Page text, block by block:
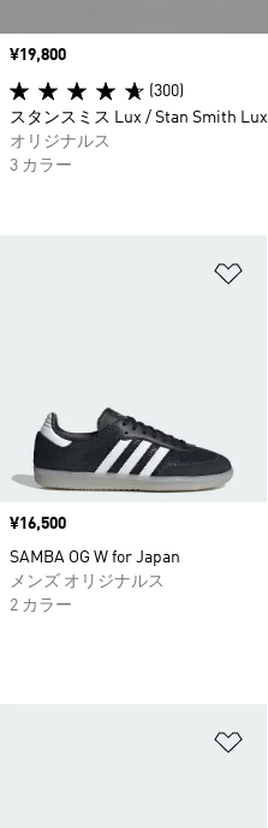
価格
¥16,500
SAMBA OG W for Japan
メンズ オリジナルス
2 カラー
価格
¥19,800
(300)
スタンスミス Lux / Stan Smith Lux
オリジナルス
3 カラー